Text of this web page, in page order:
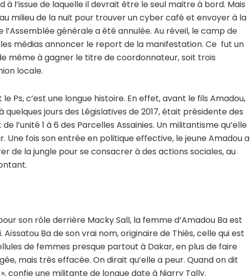
l’issue de laquelle il devrait être le seul maitre à bord. Mais
milieu de la nuit pour trouver un cyber café et envoyer à la
l’Assemblée générale a été annulée. Au réveil, le camp de
médias annoncer le report de la manifestation. Ce fut un
même à gagner le titre de coordonnateur, soit trois
locale.
Ps, c’est une longue histoire. En effet, avant le fils Amadou,
jours des Législatives de 2017, était présidente des
l’unité 1 à 6 des Parcelles Assainies. Un militantisme qu’elle
Une fois son entrée en politique effective, le jeune Amadou a
de la jungle pour se consacrer à des actions sociales, au
son rôle derrière Macky Sall, la femme d’Amadou Ba est
Ba de son vrai nom, originaire de Thiès, celle qui est
de femmes presque partout à Dakar, en plus de faire
mais très effacée. On dirait qu’elle a peur. Quand on dit
confie une militante de longue date à Niarry Tally.